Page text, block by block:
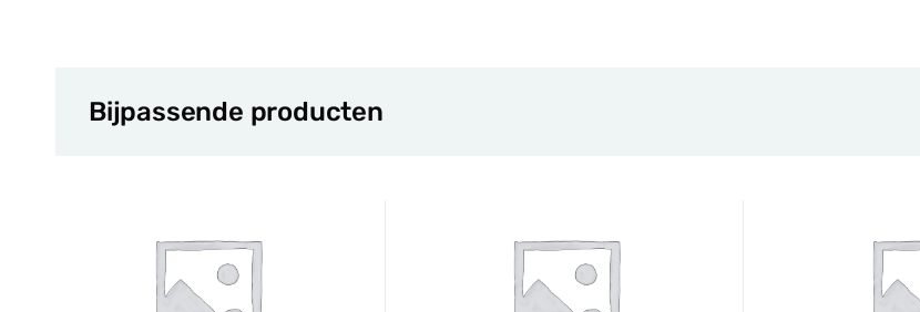
Bijpassende producten